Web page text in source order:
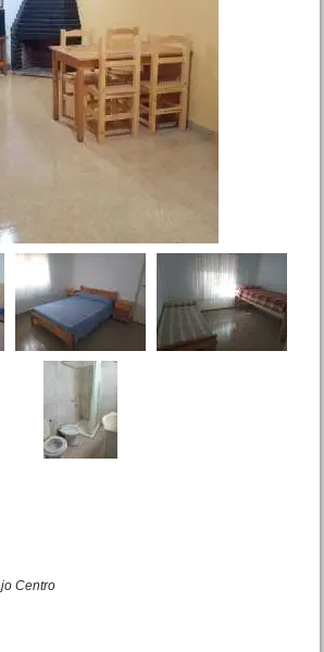
Triplex Catamarca 2030 San
U$S 58 .000
Dpto. 2 amb. Catamarca 2025
U$S 39 .000
Centro